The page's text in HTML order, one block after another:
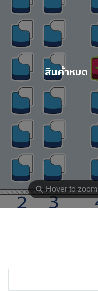
⚲Hover to zoom
สินค้าหมด